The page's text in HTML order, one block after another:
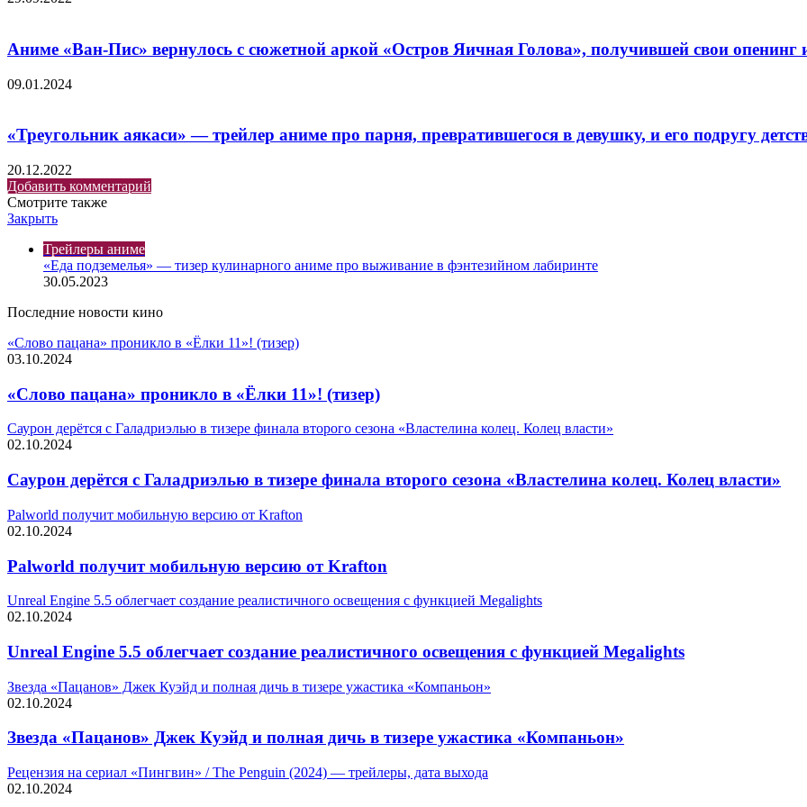
Аниме «Ван-Пис» вернулось с сюжетной аркой «Остров Яичная Голова», получившей свои опенинг
09.01.2024
«Треугольник аякаси» — трейлер аниме про парня, превратившегося в девушку, и его подругу
20.12.2022
Добавить комментарий
Смотрите также
Закрыть
Трейлеры аниме
«Еда подземелья» — тизер кулинарного аниме про выживание в фэнтезийном лабиринте
30.05.2023
Последние новости кино
«Слово пацана» проникло в «Ёлки 11»! (тизер)
03.10.2024
«Слово пацана» проникло в «Ёлки 11»! (тизер)
Саурон дерётся с Галадриэлью в тизере финала второго сезона «Властелина колец. Колец власти»
02.10.2024
Саурон дерётся с Галадриэлью в тизере финала второго сезона «Властелина колец. Колец власти»
Palworld получит мобильную версию от Krafton
02.10.2024
Palworld получит мобильную версию от Krafton
Unreal Engine 5.5 облегчает создание реалистичного освещения с функцией Megalights
02.10.2024
Unreal Engine 5.5 облегчает создание реалистичного освещения с функцией Megalights
Звезда «Пацанов» Джек Куэйд и полная дичь в тизере ужастика «Компаньон»
02.10.2024
Звезда «Пацанов» Джек Куэйд и полная дичь в тизере ужастика «Компаньон»
Рецензия на сериал «Пингвин» / The Penguin (2024) — трейлеры, дата выхода
02.10.2024